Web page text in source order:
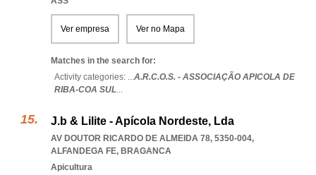
Ver empresa Ver no Mapa
Matches in the search for:
Activity categories: ...A.R.C.O.S. - ASSOCIAÇÃO APICOLA DE
RIBA-COA SUL...
J.b & Lilite - Apícola Nordeste, Lda
AV DOUTOR RICARDO DE ALMEIDA 78, 5350-004,
ALFANDEGA FE, BRAGANCA
Apicultura